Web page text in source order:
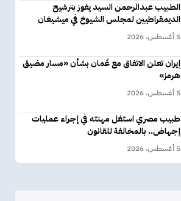
الطبيب عبدالرحمن السيد يفوز بترشيح
الديمقراطيين لمجلس الشيوخ في ميشيغان
5 أغسطس، 2026
إيران تعلن الاتفاق مع عُمان بشأن «مسار مضيق
هرمز»
5 أغسطس، 2026
طبيب مصري استغل مهنته في إجراء عمليات
إجهاض.. بالمخالفة للقانون
5 أغسطس، 2026